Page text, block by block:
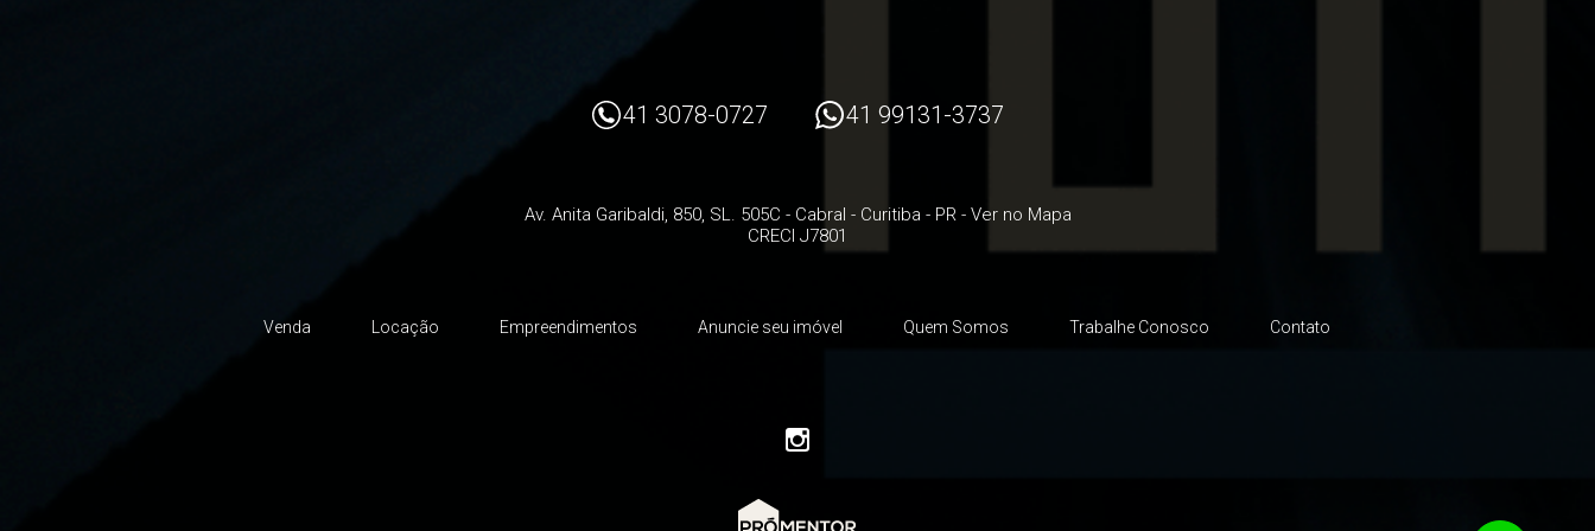
41 3078-0727 41 99131-3737
Av. Anita Garibaldi, 850, SL. 505C - Cabral - Curitiba - PR- Ver no Mapa
CRECI J7801
Venda Locação Empreendimentos Anuncie seu imóvel Quem Somos Trabalhe Conosco Contato